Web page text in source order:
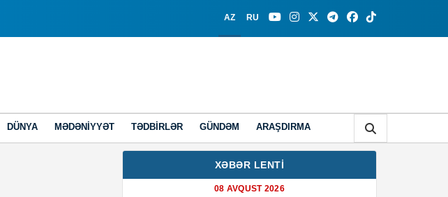
AZ RU
DÜNYA MƏDƏNIYYƏT TƏDBIRLƏR GÜNDƏM ARAŞDIRMA
XƏBƏR LENTİ
08 AVQUST 2026